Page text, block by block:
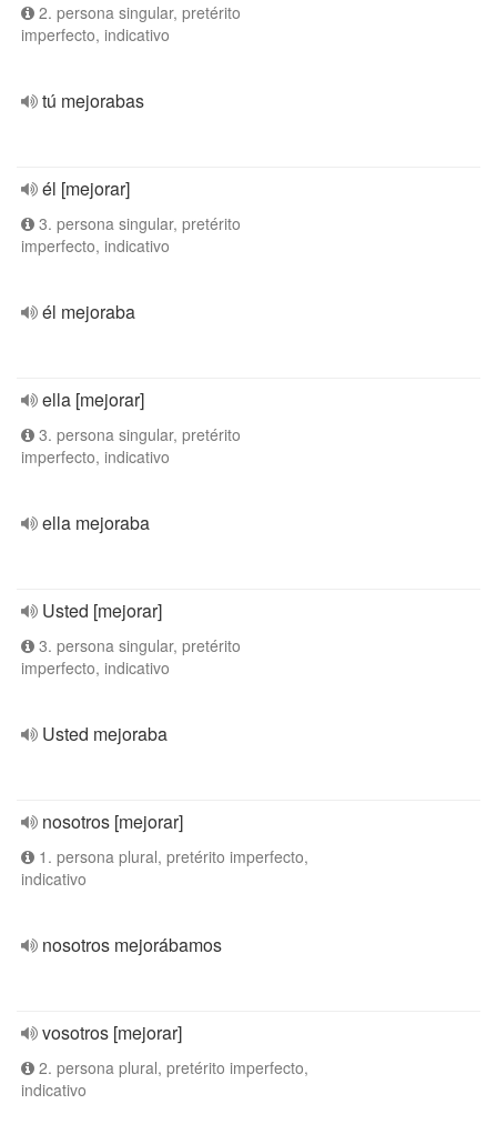
2. persona singular, pretérito
imperfecto, indicativo
tú mejorabas
él [mejorar]
3. persona singular, pretérito
imperfecto, indicativo
él mejoraba
ella [mejorar]
3. persona singular, pretérito
imperfecto, indicativo
ella mejoraba
Usted [mejorar]
3. persona singular, pretérito
imperfecto, indicativo
Usted mejoraba
nosotros [mejorar]
1. persona plural, pretérito imperfecto,
indicativo
nosotros mejorábamos
vosotros [mejorar]
2. persona plural, pretérito imperfecto,
indicativo